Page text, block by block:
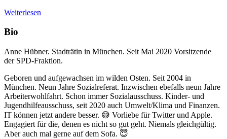
Weiterlesen
Bio
Anne Hübner. Stadträtin in München. Seit Mai 2020 Vorsitzende
der SPD-Fraktion.
Geboren und aufgewachsen im wilden Osten. Seit 2004 in
München. Neun Jahre Sozialreferat. Inzwischen ebefalls neun Jahre
Arbeiterwohlfahrt. Schon immer Sozialausschuss. Kinder- und
Jugendhilfeausschuss, seit 2020 auch Umwelt/Klima und Finanzen.
IT können jetzt andere besser. 😅 Vorliebe für Twitter und Apple.
Engagiert für die, denen es nicht so gut geht. Niemals gleichgültig.
Aber auch mal gerne auf dem Sofa. 😇